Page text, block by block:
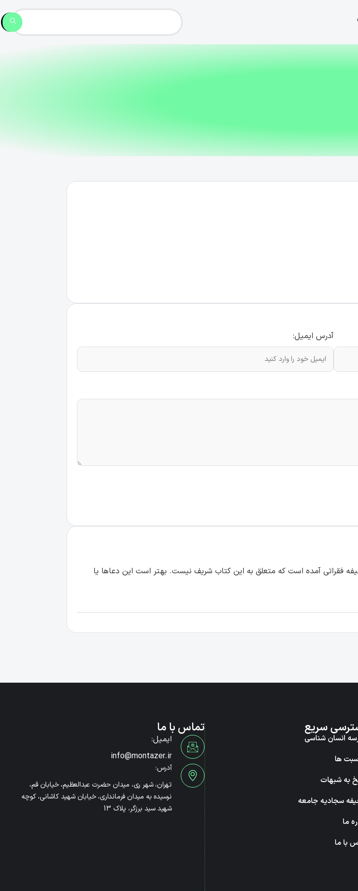
آدرس ایمیل:
در بین دعاهای صحیفه فقراتی آمده است که متعلق به این کتاب شریف نیست. بهتر است این دعاها یا
سریع
انسان شناسی
ها
به شبهات
سجادیه جامعه
ما
با ما
تماس با ما
ایمیل:
info@montazer.ir
آدرس:
تهران، شهر ری، میدان حضرت عبدالعظیم، خیابان قم،
نرسیده به میدان فرمانداری، خیابان شهید کاشانی، کوچه
شهید سید برزگر، پلاک 13